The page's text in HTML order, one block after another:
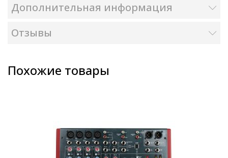
Дополнительная информация
Отзывы
Похожие товары